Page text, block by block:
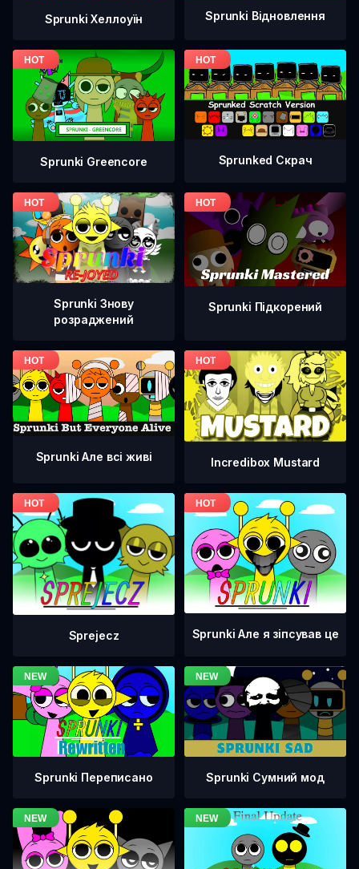
Sprunki Хеллоуїн Sprunki Відновлення
Sprunki Greencore Sprunked Скрач
Sprunki Знову
розраджений
Sprunki Підкорений
Sprunki Але всі живі Incredibox Mustard
Sprejecz Sprunki Але я зіпсував це
Sprunki Переписано Sprunki Сумний мод